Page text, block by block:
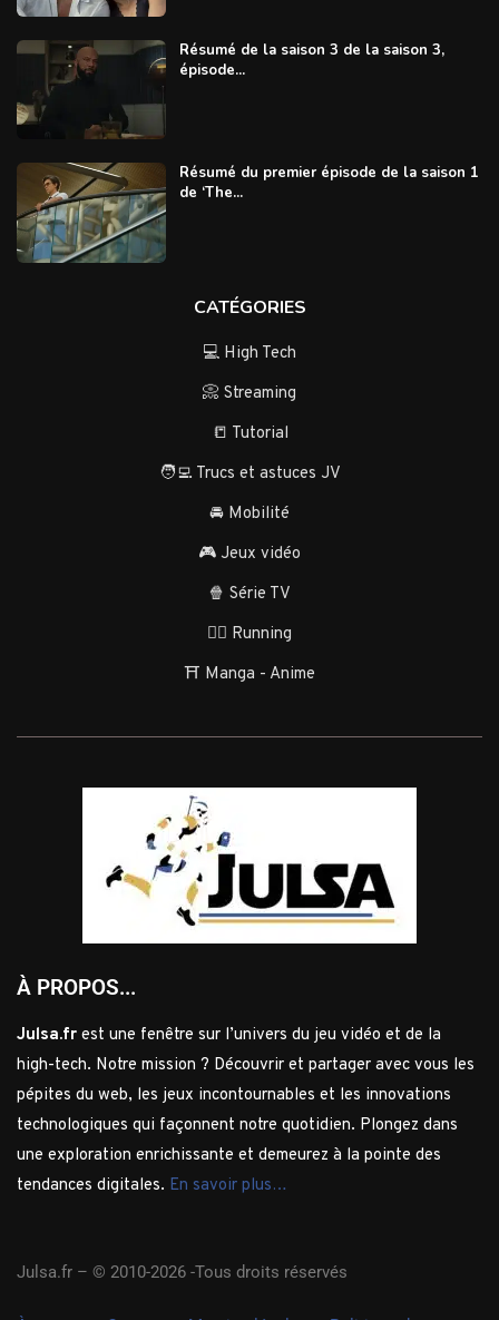
Résumé de la saison 3 de la saison 3,
épisode...
Résumé du premier épisode de la saison 1
de ‘The...
CATÉGORIES
💻 High Tech
📀 Streaming
📒 Tutorial
🧑‍💻 Trucs et astuces JV
🚘 Mobilité
🎮 Jeux vidéo
🍿 Série TV
🏃‍♂️ Running
⛩️ Manga - Anime
À PROPOS...
Julsa.fr est une fenêtre sur l’univers du jeu vidéo et de la
high-tech. Notre mission ? Découvrir et partager avec vous les
pépites du web, les jeux incontournables et les innovations
technologiques qui façonnent notre quotidien. Plongez dans
une exploration enrichissante et demeurez à la pointe des
tendances digitales. En savoir plus…
Julsa.fr – © 2010-2026 -Tous droits réservés